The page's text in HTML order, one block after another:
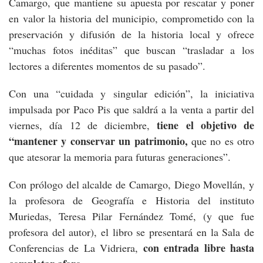
en valor la historia del municipio, comprometido con la
preservación y difusión de la historia local y ofrece
“muchas fotos inéditas” que buscan “trasladar a los
lectores a diferentes momentos de su pasado”.
Con una “cuidada y singular edición”, la iniciativa
impulsada por Paco Pis que saldrá a la venta a partir del
viernes, día 12 de diciembre, tiene el objetivo de
“mantener y conservar un patrimonio, que no es otro
que atesorar la memoria para futuras generaciones”.
Con prólogo del alcalde de Camargo, Diego Movellán, y
la profesora de Geografía e Historia del instituto
Muriedas, Teresa Pilar Fernández Tomé, (y que fue
profesora del autor), el libro se presentará en la Sala de
Conferencias de La Vidriera, con entrada libre hasta